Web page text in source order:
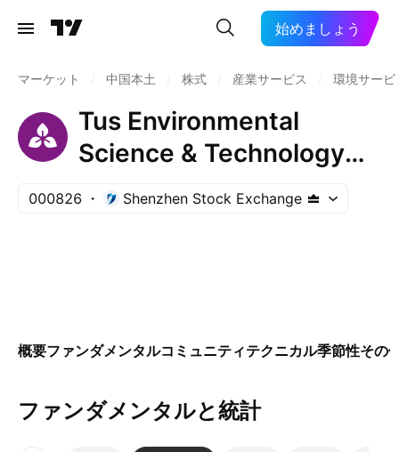
始めましょう
マーケット 中国本土 株式 産業サービス 環境サービ
Tus Environmental
Science & Technology
Development Co., Ltd.
000826 Shenzhen Stock Exchange
概要ファンダメンタルコミュニティテクニカル季節性その
ファンダメンタルと統計